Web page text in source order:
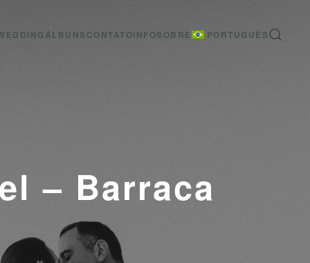
ÁLBUNS CONTATOINFOSOBRE PORTUGUÊS
– Barraca